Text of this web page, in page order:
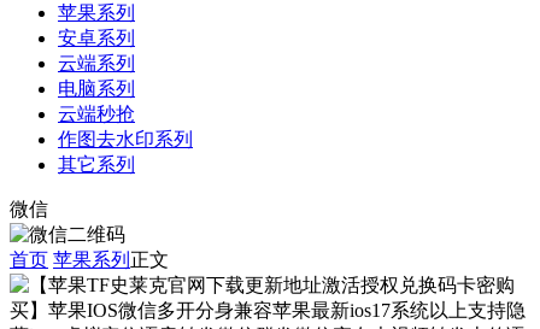
苹果系列
安卓系列
云端系列
电脑系列
云端秒抢
作图去水印系列
其它系列
微信
首页 苹果系列 正文